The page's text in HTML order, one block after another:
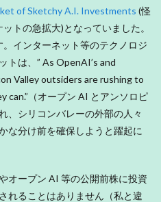
of Sketchy A.I. Investments (怪
トの急拡大)となっていました。
インターネット等のテクノロジ
トは、” As OpenAI’s and
Valley outsiders are rushing to
can.”（オープン AI とアンソロピ
、シリコンバレーの外部の人々
な分け前を確保しようと躍起に
オープン AI 等の公開前株に投資
れることはありません（私と違